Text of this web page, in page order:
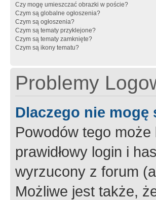
Czy mogę umieszczać obrazki w poście?
Czym są globalne ogłoszenia?
Czym są ogłoszenia?
Czym są tematy przyklejone?
Czym są tematy zamknięte?
Czym są ikony tematu?
Problemy
Dlaczego nie mogę
Powodów tego
prawidłowy login i
wyrzucony z forum
Możliwe jest także,